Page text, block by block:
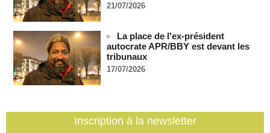
Guinée : l'absence du président Doumbouya ravive les
tensions politiques
06/08/2026 -
Bénin: le nouveau Sénat élit son premier président
06/08/2026 -
La Centrafrique et le Cameroun apaisent les tensions après
21/07/2026
La place de l'ex-président
autocrate APR/BBY est devant les
tribunaux
17/07/2026
Inscription à la newsletter